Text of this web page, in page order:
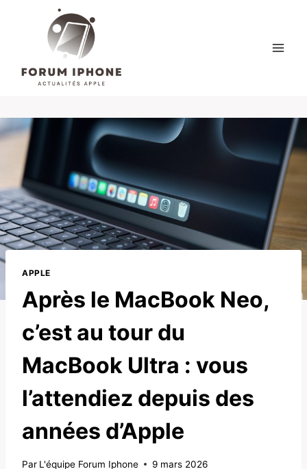
APPLE
Après le MacBook Neo,
c’est au tour du
MacBook Ultra : vous
l’attendiez depuis des
années d’Apple
Par L'équipe Forum Iphone 9 mars 2026